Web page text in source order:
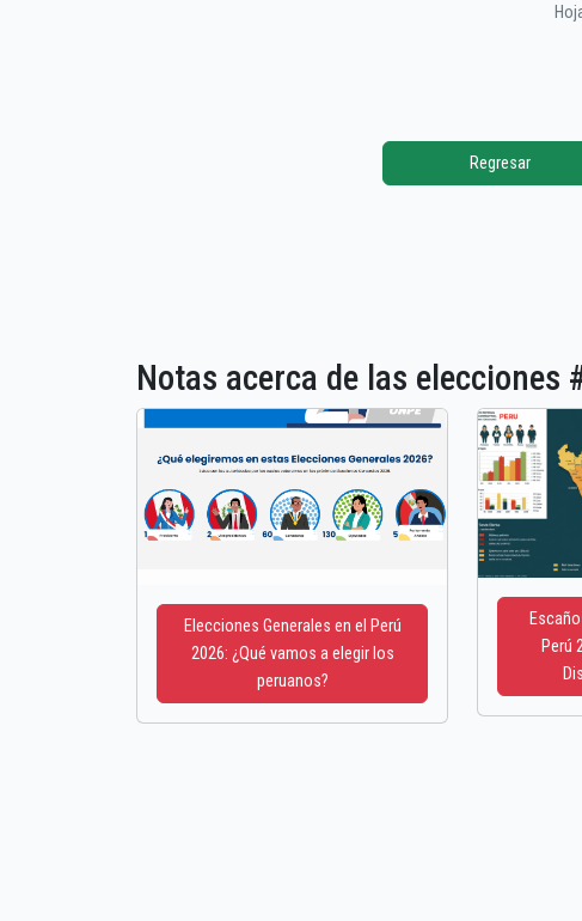
Regresar
Notas acerca de las elecciones
Elecciones Generales en el Perú
2026: ¿Qué vamos a elegir los
peruanos?
Perú